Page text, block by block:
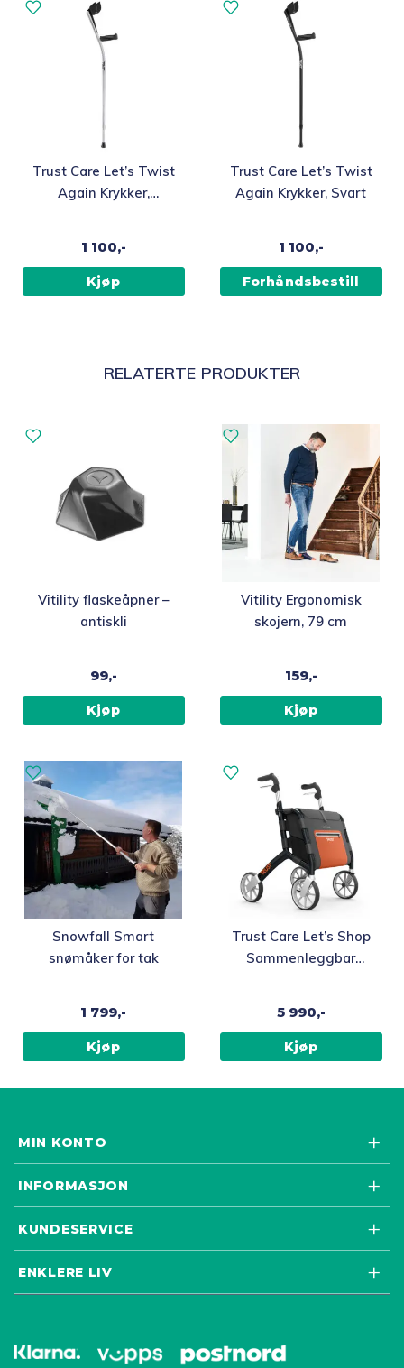
Trust Care Let’s Twist
Again Krykker,
1 100,-
Kjøp
Trust Care Let’s Twist
Again Krykker, Svart
1 100,-
Forhåndsbestill
RELATERTE PRODUKTER
Vitility flaskeåpner –
antiskli
99,-
Kjøp
Vitility Ergonomisk
skojern, 79 cm
159,-
Kjøp
Snowfall Smart
snømåker for tak
1 799,-
Kjøp
Trust Care Let’s Shop
Sammenleggbar
5 990,-
Kjøp
MIN KONTO
INFORMASJON
KUNDESERVICE
ENKLERE LIV